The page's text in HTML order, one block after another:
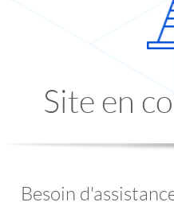
Site en
Besoin